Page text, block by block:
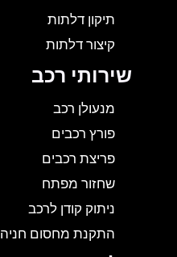
תיקון דלתות
קיצור דלתות
שירותי רכב
מנעולן רכב
פורץ רכבים
פריצת רכבים
שחזור מפתח
ניתוק קודן לרכב
התקנת מחסום חניה